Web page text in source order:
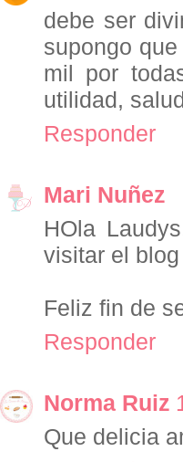
debe ser
supongo
mil por
utilidad,
Responder
Mari Nuñez
HOla
visitar el blog
Feliz fin de
Responder
Norma Ruiz
Que delicia